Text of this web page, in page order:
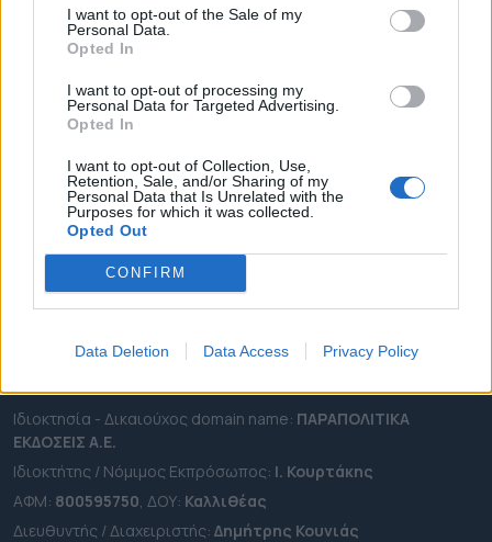
I want to opt-out of the Sale of my
Personal Data.
Opted In
I want to opt-out of processing my
Personal Data for Targeted Advertising.
Opted In
I want to opt-out of Collection, Use,
Retention, Sale, and/or Sharing of my
Personal Data that Is Unrelated with the
Purposes for which it was collected.
Opted Out
CONFIRM
Data Deletion Data Access Privacy Policy
ΕΠΙΚΑΙΡΟΤΗΤΑ
OTA LEAKS
ΣΥΝΕΝΤΕΥΞΕΙΣ
ΑΠΟΨΕΙΣ
ΠΡΟΣΛΗΨΕΙΣ
e-ota.gr | Ταυτότητα
Ταχ. Διεύθυνση:Λεωφόρος Ανδρέα Συγγρού 188, 17671,
Καλλιθέα Αττικής
2111091100
Ιδιοκτησία - Δικαιούχος domain name: ΠΑΡΑΠΟΛΙΤΙΚΑ
ΕΚΔΟΣΕΙΣ A.E.
Ιδιοκτήτης / Νόμιμος Εκπρόσωπος: Ι. Κουρτάκης
ΑΦΜ: 800595750 , ΔΟΥ: Καλλιθέας
Διευθυντής / Διαχειριστής: Δημήτρης Κουνιάς